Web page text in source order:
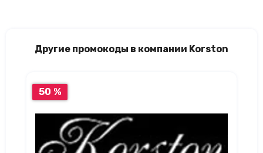
Другие промокоды в компании Korston
50 %